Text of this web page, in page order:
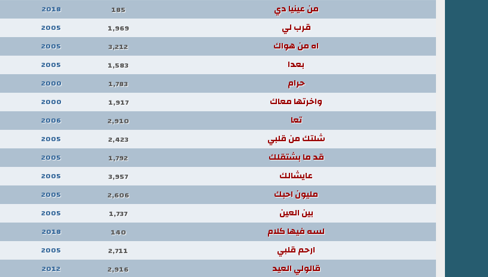
من عينيا دي 185
2018
قرب لي 1,969
2005
اه من هواك 3,212
2005
بعدا 1,583
2005
حرام 1,783
2000
واخرتها معاك 1,917
2000
تعا 2,910
2006
شلتك من قلبي 2,423
2005
قد ما بشتقلك 1,792
2005
عايشالك 3,957
2005
مليون احبك 2,606
2005
بين العين 1,737
2005
لسه فيها كلام 140
2018
ارحم قلبي 2,711
2005
قالولي العيد 2,916
2012